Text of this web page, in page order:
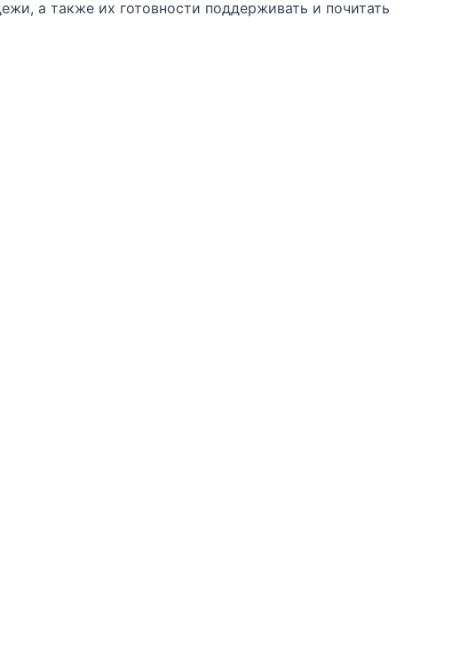
а также их готовности поддерживать и почитать